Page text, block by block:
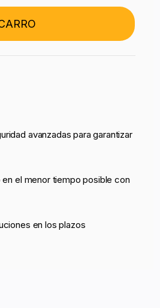
avanzadas para garantizar
el menor tiempo posible con
en los plazos